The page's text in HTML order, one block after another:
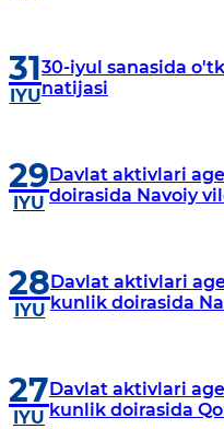
31
IYU
30-iyul sanasida
natijasi
29
IYU
Davlat aktivlari
doirasida Navoiy
28
IYU
Davlat aktivlari
kunlik doirasida
27
IYU
Davlat aktivlari
kunlik doirasida